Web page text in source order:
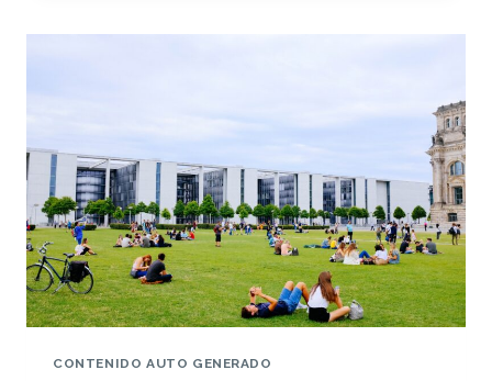
CONTENIDO AUTO GENERADO